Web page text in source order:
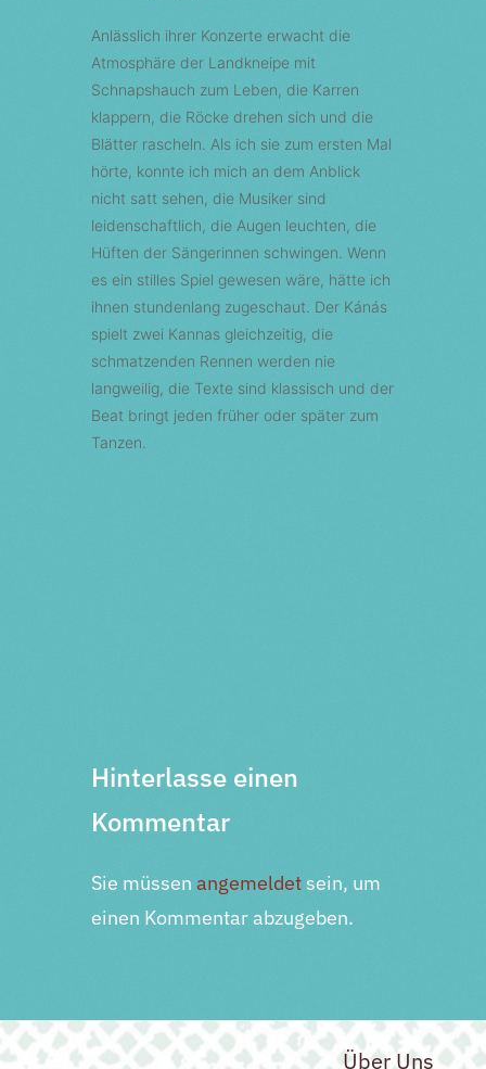
Anlässlich ihrer Konzerte erwacht die
Atmosphäre der Landkneipe mit
Schnapshauch zum Leben, die Karren
klappern, die Röcke drehen sich und die
Blätter rascheln. Als ich sie zum ersten Mal
hörte, konnte ich mich an dem Anblick
nicht satt sehen, die Musiker sind
leidenschaftlich, die Augen leuchten, die
Hüften der Sängerinnen schwingen. Wenn
es ein stilles Spiel gewesen wäre, hätte ich
ihnen stundenlang zugeschaut. Der Kánás
spielt zwei Kannas gleichzeitig, die
schmatzenden Rennen werden nie
langweilig, die Texte sind klassisch und der
Beat bringt jeden früher oder später zum
Tanzen.
Hinterlasse einen
Kommentar
Sie müssen angemeldet sein, um
einen Kommentar abzugeben.
Über Uns